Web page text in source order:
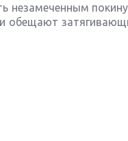
незамеченным
обещают